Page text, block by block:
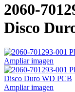
2060-
Disco
Ampliar imagen
Ampliar imagen